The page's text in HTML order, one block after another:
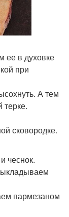
ее в духовке
при
А тем
сковородке.
чеснок.
пармезаном